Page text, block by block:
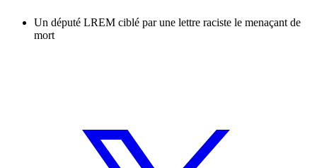
Un député LREM ciblé par une lettre raciste le menaçant de
mort